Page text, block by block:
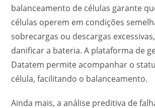
balanceamento de células garante
células operem em condições
sobrecargas ou descargas
danificar a bateria. A plataforma de
Datatem permite acompanhar o
célula, facilitando o balanceamento.
Ainda mais, a análise preditiva de